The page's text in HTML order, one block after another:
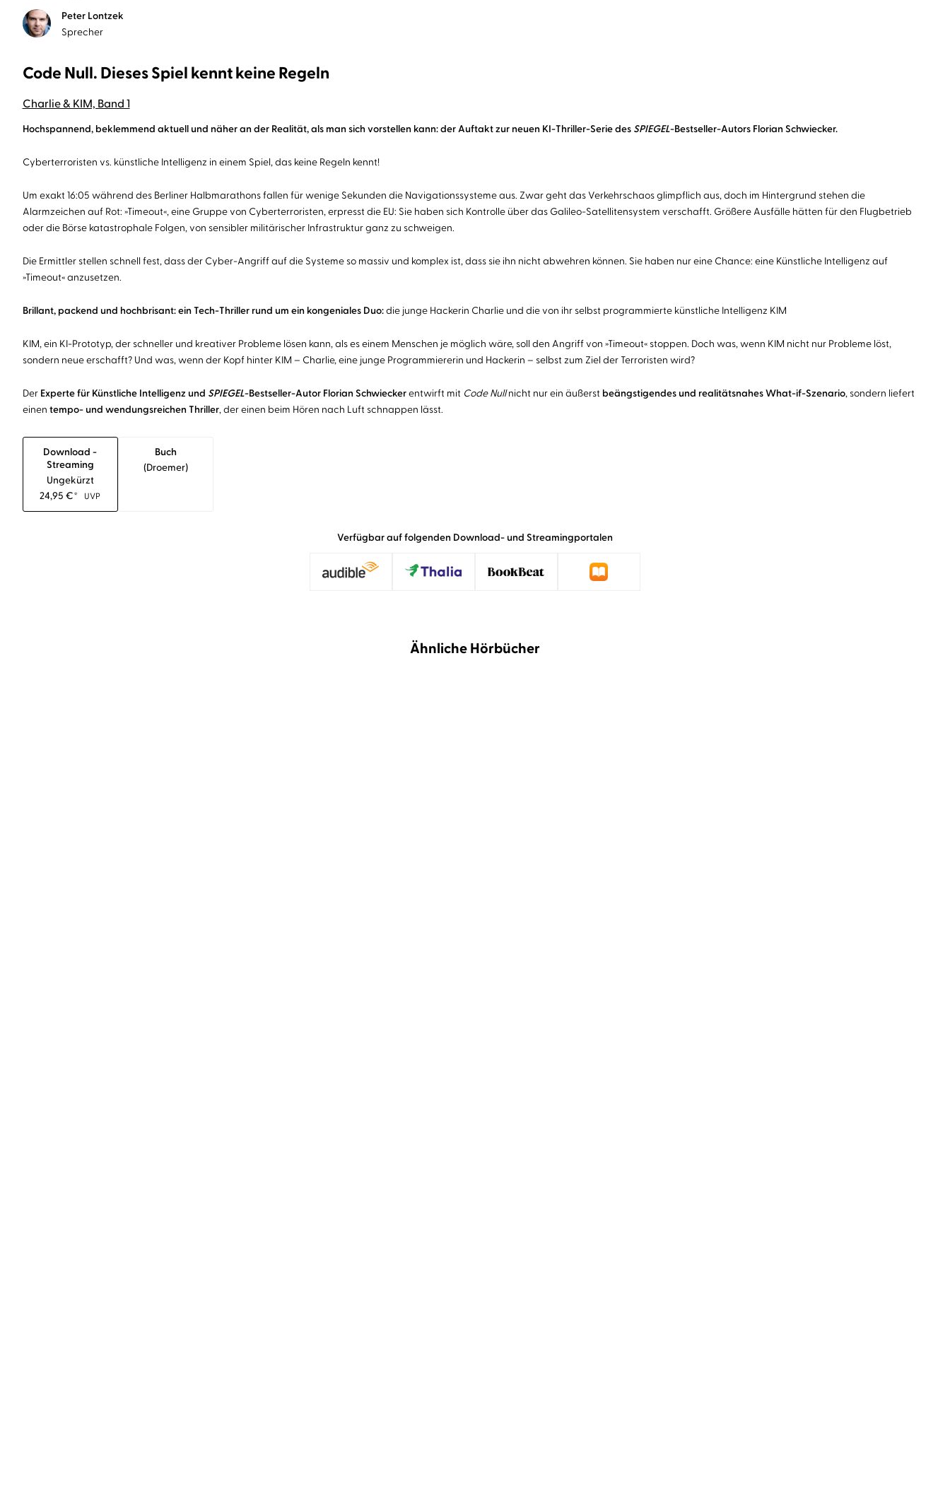
Peter Lontzek
Sprecher
Code Null. Dieses Spiel kennt keine Regeln
Charlie & KIM, Band 1
Hochspannend, beklemmend aktuell und näher an der Realität, als man sich vorstellen kann: der Auftakt zur neuen KI-Thriller-Serie des SPIEGEL-Bestseller-Autors Florian Schwiecker.
Cyberterroristen vs. künstliche Intelligenz in einem Spiel, das keine Regeln kennt!
Um exakt 16:05 während des Berliner Halbmarathons fallen für wenige Sekunden die Navigationssysteme aus. Zwar geht das Verkehrschaos glimpflich aus, doch im Hintergrund stehen die
Alarmzeichen auf Rot: »Timeout«, eine Gruppe von Cyberterroristen, erpresst die EU: Sie haben sich Kontrolle über das Galileo-Satellitensystem verschafft. Größere Ausfälle hätten für den Flugbetrieb
oder die Börse katastrophale Folgen, von sensibler militärischer Infrastruktur ganz zu schweigen.
Die Ermittler stellen schnell fest, dass der Cyber-Angriff auf die Systeme so massiv und komplex ist, dass sie ihn nicht abwehren können. Sie haben nur eine Chance: eine Künstliche Intelligenz auf
»Timeout« anzusetzen.
Brillant, packend und hochbrisant: ein Tech-Thriller rund um ein kongeniales Duo:die junge Hackerin Charlie und die von ihr selbst programmierte künstliche Intelligenz KIM
KIM, ein KI-Prototyp, der schneller und kreativer Probleme lösen kann, als es einem Menschen je möglich wäre, soll den Angriff von »Timeout« stoppen. Doch was, wenn KIM nicht nur Probleme löst,
sondern neue erschafft? Und was, wenn der Kopf hinter KIM – Charlie, eine junge Programmiererin und Hackerin – selbst zum Ziel der Terroristen wird?
Der Experte für Künstliche Intelligenz und SPIEGEL-Bestseller-Autor Florian Schwieckerentwirft mit Code Nullnicht nur ein äußerst beängstigendes und realitätsnahes What-if-Szenario, sondern liefert
einen tempo- und wendungsreichen Thriller, der einen beim Hören nach Luft schnappen lässt.
Download -
Streaming
Ungekürzt
24,95€* UVP
Buch
(droemer)
Verfügbar auf folgenden Download- und Streamingportalen
Ähnliche Hörbücher